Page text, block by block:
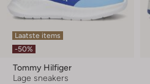
Laatste items
-50%
Tommy Hilfiger
Lage sneakers